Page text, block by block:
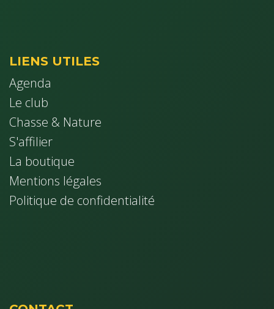
LIENS UTILES
Agenda
Le club
Chasse & Nature
S'affilier
La boutique
Mentions légales
Politique de confidentialité